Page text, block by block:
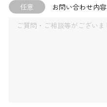
任意 お問い合わせ内容